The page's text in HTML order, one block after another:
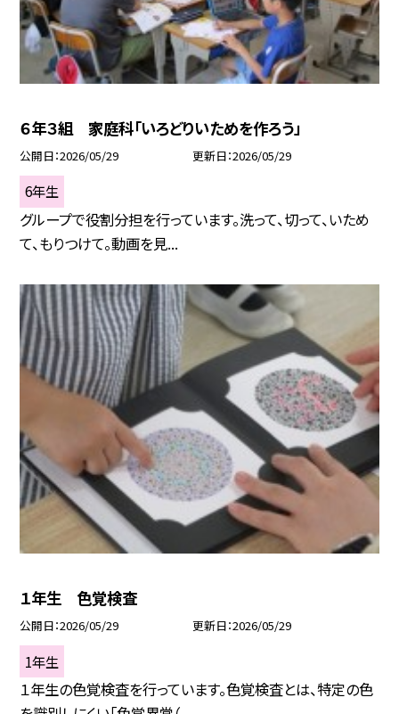
６年３組 家庭科「いろどりいためを作ろう」
公開日 2026/05/29 更新日 2026/05/29
6年生
グループで役割分担を行っています。洗って、切って、いため
て、もりつけて。動画を見...
１年生 色覚検査
公開日 2026/05/29 更新日 2026/05/29
1年生
１年生の色覚検査を行っています。色覚検査とは、特定の色